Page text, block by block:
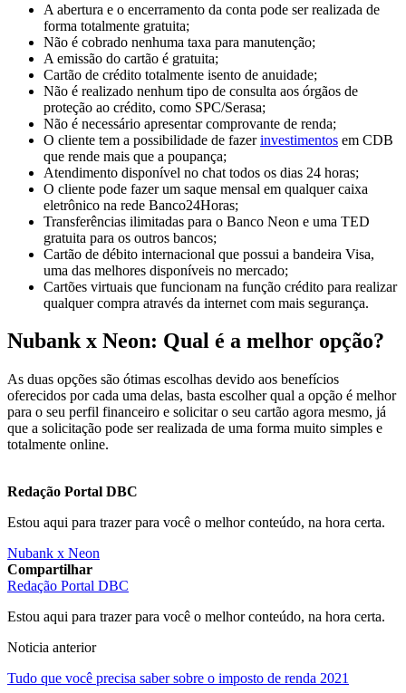
A abertura e o encerramento da conta pode ser realizada de
forma totalmente gratuita;
Não é cobrado nenhuma taxa para manutenção;
A emissão do cartão é gratuita;
Cartão de crédito totalmente isento de anuidade;
Não é realizado nenhum tipo de consulta aos órgãos de
proteção ao crédito, como SPC/Serasa;
Não é necessário apresentar comprovante de renda;
O cliente tem a possibilidade de fazerinvestimentos em CDB
que rende mais que a poupança;
Atendimento disponível no chat todos os dias 24 horas;
O cliente pode fazer um saque mensal em qualquer caixa
eletrônico na rede Banco24Horas;
Transferências ilimitadas para o Banco Neon e uma TED
gratuita para os outros bancos;
Cartão de débito internacional que possui a bandeira Visa,
uma das melhores disponíveis no mercado;
Cartões virtuais que funcionam na função crédito para realizar
qualquer compra através da internet com mais segurança.
Nubank x Neon: Qual é a melhor opção?
As duas opções são ótimas escolhas devido aos benefícios
oferecidos por cada uma delas, basta escolher qual a opção é melhor
para o seu perfil financeiro e solicitar o seu cartão agora mesmo, já
que a solicitação pode ser realizada de uma forma muito simples e
totalmente online.
Redação Portal DBC
Estou aqui para trazer para você o melhor conteúdo, na hora certa.
Nubank x Neon
Compartilhar
Redação Portal DBC
Estou aqui para trazer para você o melhor conteúdo, na hora certa.
Noticia anterior
Tudo que você precisa saber sobre o imposto de renda 2021